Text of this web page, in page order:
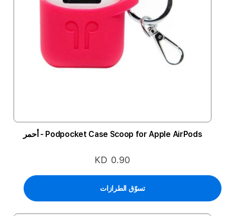
Podpocket Case Scoop for Apple AirPods - أحمر
KD 0.90
تسوّق الطرازات